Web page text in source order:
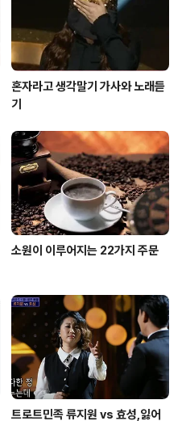
혼자라고 생각말기 가사와 노래듣
기
소원이 이루어지는 22가지 주문
트로트민족 류지원 vs 효성,잃어